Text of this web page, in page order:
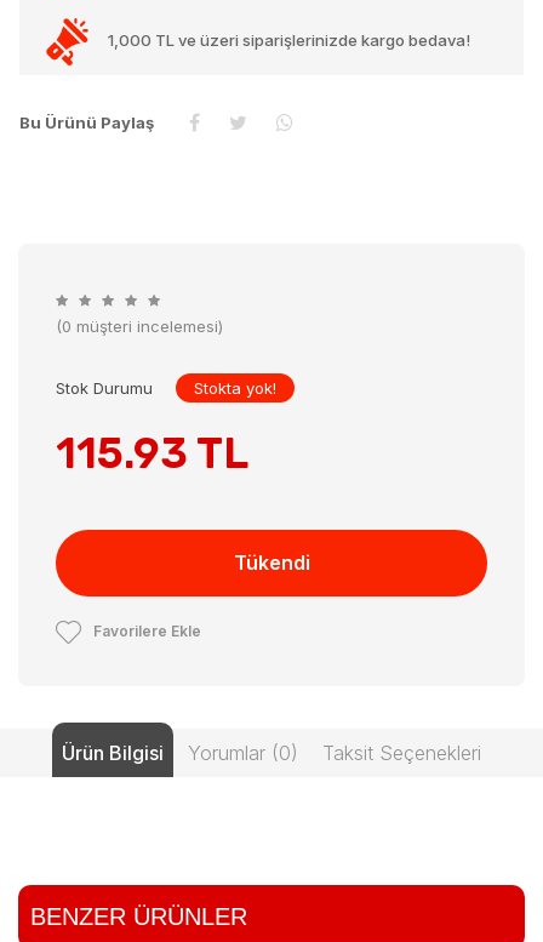
1,000 TL ve üzeri siparişlerinizde kargo bedava!
Bu Ürünü Paylaş
(0 müşteri incelemesi)
Stok Durumu Stokta yok!
115.93 TL
Tükendi
Favorilere Ekle
Ürün Bilgisi Yorumlar (0) Taksit Seçenekleri
BENZER ÜRÜNLER